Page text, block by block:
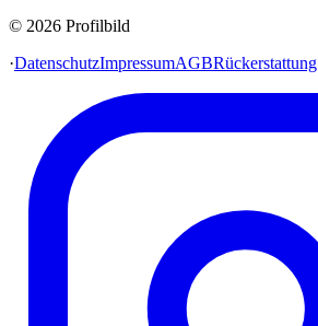
© 2026 Profilbild
·DatenschutzImpressumAGBRückerstattung